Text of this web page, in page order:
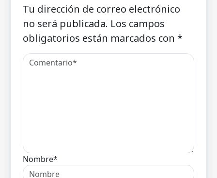
Tu dirección de correo electrónico
no será publicada. Los campos
obligatorios están marcados con *
Nombre*